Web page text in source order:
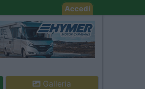
Accedi
Galleria